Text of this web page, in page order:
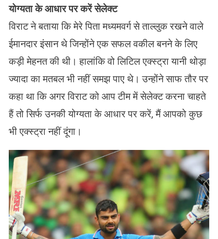
योग्यता के आधार पर करें सेलेक्ट
विराट ने बताया कि मेरे पिता मध्यमवर्ग से ताल्लुक रखने वाले
ईमानदार इंसान थे जिन्होंने एक सफल वकील बनने के लिए
कड़ी मेहनत की थी। हालांकि वो लिटिल एक्स्ट्रा यानी थोड़ा
ज्यादा का मतबल भी नहीं समझ पाए थे। उन्होंने साफ तौर पर
कहा था कि अगर विराट को आप टीम में सेलेक्ट करना चाहते
हैं तो सिर्फ उनकी योग्यता के आधार पर करें, मैं आपको कुछ
भी एक्स्ट्रा नहीं दूंगा।